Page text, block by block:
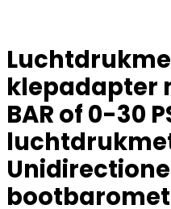
klepadapter
BAR of 0-30